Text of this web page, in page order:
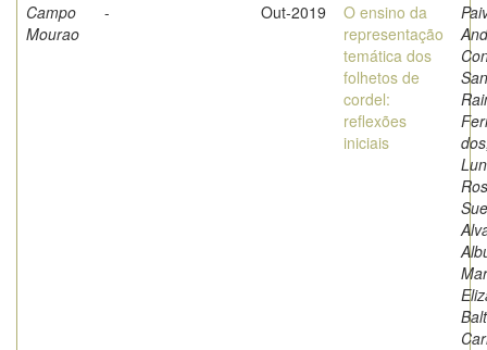
Campo
Mourao
- Out-2019
O ensino da
representação
temática dos
folhetos de
cordel:
reflexões
iniciais